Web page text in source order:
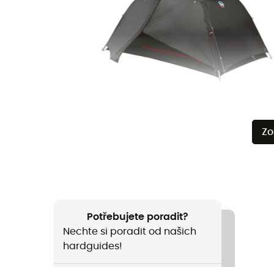
Potřebujete poradit?
Nechte si poradit od našich
hardguides!